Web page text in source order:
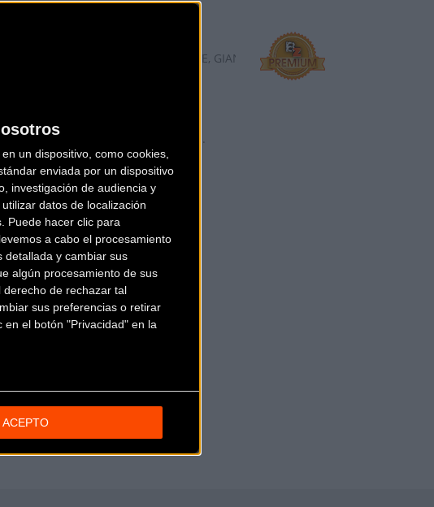
un dispositivo, como cookies,
enviada por un dispositivo
investigación de audiencia y
datos de localización
Puede hacer clic para
a cabo el procesamiento
detallada y cambiar sus
algún procesamiento de sus
de rechazar tal
sus preferencias o retirar
el botón "Privacidad" en la
ACEPTO
BASSO, BMC, CANNONDALE, GIANT, LIV, LOOK BIKES, OPEN, ORBEA,
nacional. Sanferbike cuenta co ...